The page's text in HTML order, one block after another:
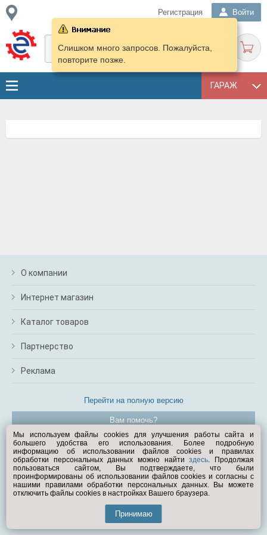
Регистрация Войти
ГАРАЖ
Слишком много запросов. Пожалуйста,
повторите позже.
О компании
Интернет магазин
Каталог товаров
Партнерство
Реклама
Перейти на полную версию
Вам помочь?
© Exist.ru 1998—2026
Мы используем файлы cookies для улучшения работы сайта и
большего удобства его использования. Более подробную
информацию об использовании файлов cookies и правилах
обработки персональных данных можно найтиздесь. Продолжая
пользоваться сайтом, Вы подтверждаете, что были
проинформированы об использовании файлов cookies и согласны с
нашими правилами обработки персональных данных. Вы можете
отключить файлы cookies в настройках Вашего браузера.
Принимаю